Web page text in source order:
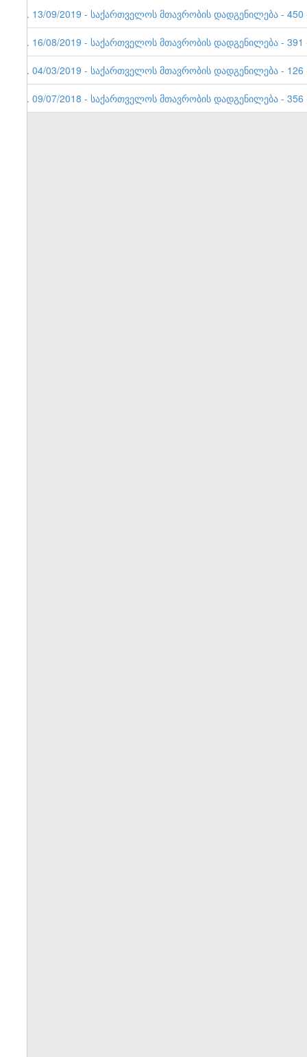
4. 13/09/2019 - საქართველოს მთავრობის დადგენილება - 450
3. 16/08/2019 - საქართველოს მთავრობის დადგენილება - 391
2. 04/03/2019 - საქართველოს მთავრობის დადგენილება - 126
1. 09/07/2018 - საქართველოს მთავრობის დადგენილება - 356